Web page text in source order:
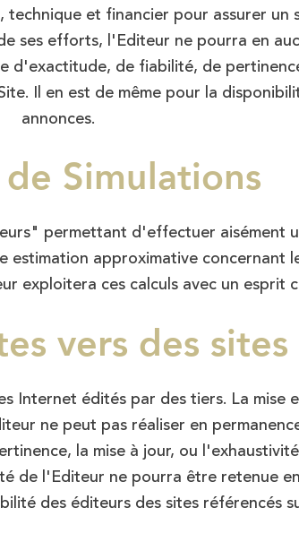
et financier pour assurer un
ses efforts, l'Editeur ne pourra en
d'exactitude, de fiabilité, de
Il en est de même pour la
annonces.
Simulations
permettant d'effectuer aisément
approximative concernant
exploitera ces calculs avec un esprit
vers des
Internet édités par des tiers. La mise
ne peut pas réaliser en
la mise à jour, ou
de l'Editeur ne pourra être retenue
des éditeurs des sites référencés